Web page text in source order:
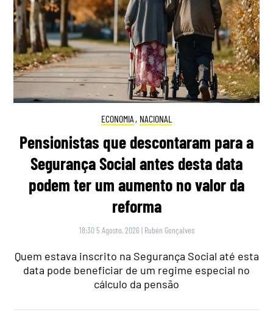
ECONOMIA , NACIONAL
Pensionistas que descontaram para a
Segurança Social antes desta data
podem ter um aumento no valor da
reforma
18:30 5 Agosto, 2026 | Rubén Gonçalves
Quem estava inscrito na Segurança Social até esta
data pode beneficiar de um regime especial no
cálculo da pensão